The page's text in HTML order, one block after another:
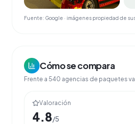
Fuente: Google · imágenes propiedad de
Cómo se compara
Frente a 540 agencias de paquetes
Valoración
4.8/5